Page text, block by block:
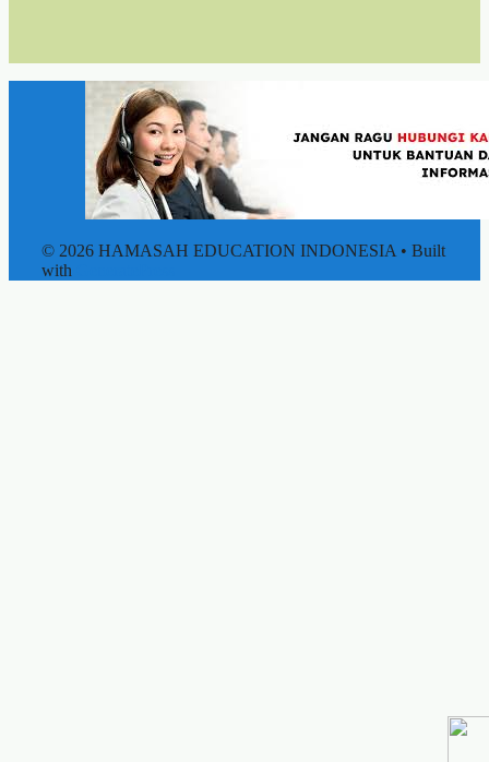
© 2026 HAMASAH EDUCATION INDONESIA • Built
with